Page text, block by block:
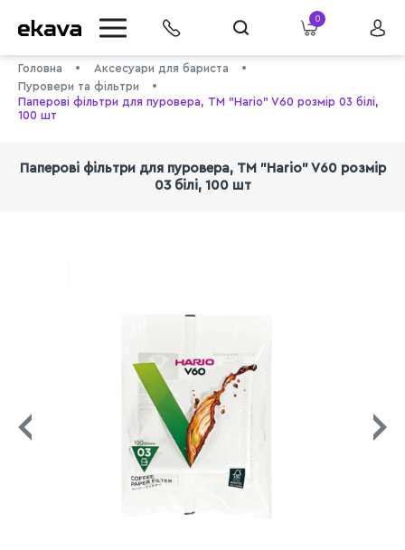
0
Головна
Аксесуари для бариста
Пуровери та фільтри
Паперові фільтри для пуровера, ТМ "Hario" V60 розмір 03 білі,
100 шт
Паперові фільтри для пуровера, ТМ "Hario" V60 розмір
03 білі, 100 шт